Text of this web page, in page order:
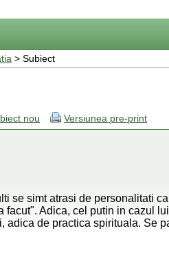
> Subiect
nou Versiunea pre-print
se simt atrasi de personalitati
facut". Adica, cel putin in cazul
adica de practica spirituala. Se